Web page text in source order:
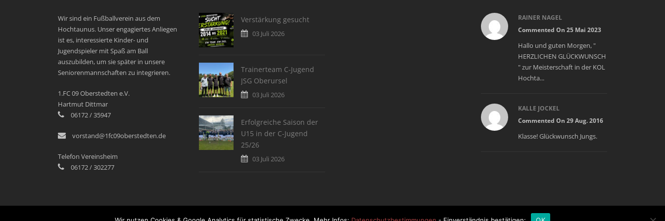
Wir sind ein Fußballverein aus dem
Hochtaunus. Unser engagiertes Anliegen
ist es, interessierte Kinder- und
Jugendspieler mit Spaß am Ball
auszubilden, um sie später in unsere
Seniorenmannschaften zu integrieren.
1.FC 09 Oberstedten e.V.
Hartmut Dittmar
06172 / 35947
vorstand@1fc09oberstedten.de
Telefon Vereinsheim
06172 / 302277
Verstärkung gesucht
03 Juli 2026
Trainerteam C-Jugend
JSG Oberursel
03 Juli 2026
Erfolgreiche Saison der
U15 in der C-Jugend
25/26
03 Juli 2026
RAINER NAGEL
Commented On 25 Mai 2023
Hallo und guten Morgen, "
HERZLICHEN GLÜCKWUNSCH
" zur Meisterschaft in der KOL
Hochta...
KALLE JOCKEL
Commented On 29 Aug. 2016
Klasse! Glückwunsch Jungs.